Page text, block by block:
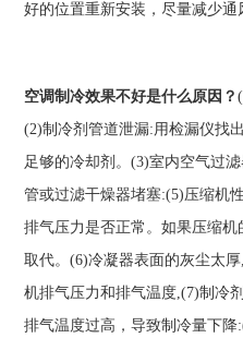
好的位置重新安装，尽量减少通
空调制冷效果不好是什么原因？
(2)制冷剂管道泄漏:用检漏仪找
足够的冷却剂。(3)室内空气过
管或过滤干燥器堵塞:(5)压缩机
排气压力是否正常。如果压缩
取代。(6)冷凝器表面的灰尘太
机排气压力和排气温度,(7)制冷
排气温度过高，导致制冷量下